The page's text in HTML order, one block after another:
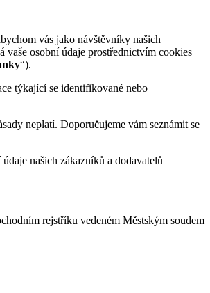
vás jako návštěvníky našich
vaše osobní údaje prostřednictvím cookies
“).
týkající se identifikované nebo
neplatí. Doporučujeme vám seznámit se
našich zákazníků a dodavatelů
rejstříku vedeném Městským soudem